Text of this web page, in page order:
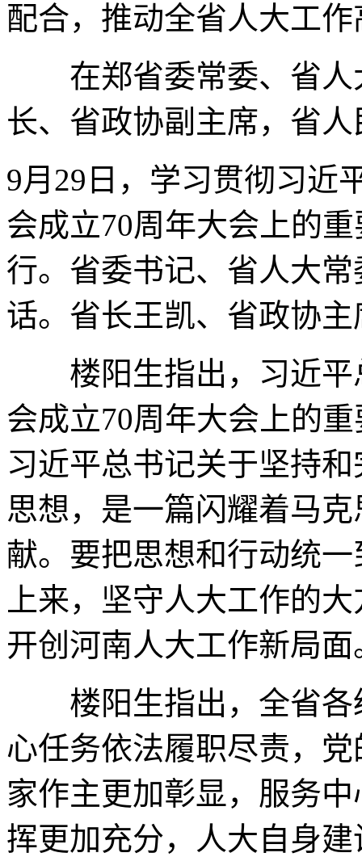
配合，推动全省人大工
在郑省委常委、省人
长、省政协副主席，省
9月29日，学习贯彻习近
会成立70周年大会上的
行。省委书记、省人大
话。省长王凯、省政协
楼阳生指出，习近平
会成立70周年大会上的
习近平总书记关于坚持
思想，是一篇闪耀着马
献。要把思想和行动统
上来，坚守人大工作的
开创河南人大工作新局面
楼阳生指出，全省各
心任务依法履职尽责，
家作主更加彰显，服务
挥更加充分，人大自身